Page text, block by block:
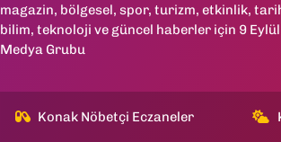
magazin, bölgesel, spor, turizm, etkinlik,
bilim, teknoloji ve güncel haberler için 9 Eylül
Medya Grubu
Konak Nöbetçi Eczaneler